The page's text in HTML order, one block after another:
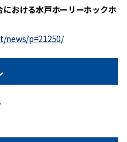
における水戸ホーリーホックホ
news/p=21250/